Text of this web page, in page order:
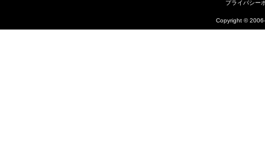
プライバシー
Copyright ©